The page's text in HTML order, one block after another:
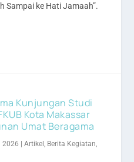
Sampai ke Hati Jamaah”.
Kunjungan Studi
Kota Makassar
Umat Beragama
2026 |Artikel, Berita Kegiatan,